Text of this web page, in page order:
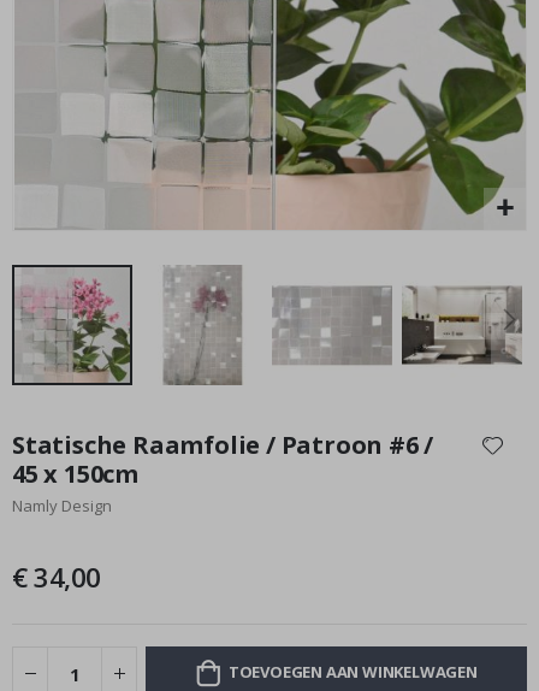
Special
Price39,00 €
het
begin
van
gallerij
Statische Raamfolie / Patroon #6 /
45 x 150cm
Namly Design
€ 34,00
TOEVOEGEN AAN WINKELWAGEN